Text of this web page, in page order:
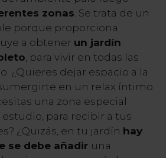
zonas. Se trata de un
porque proporciona
a obtener un jardín
, para vivir en todas las
¿Quieres dejar espacio a la
en un relax íntimo
una zona especial
para recibir a tus
¿Quizás, en tu jardín hay
se debe añadir una